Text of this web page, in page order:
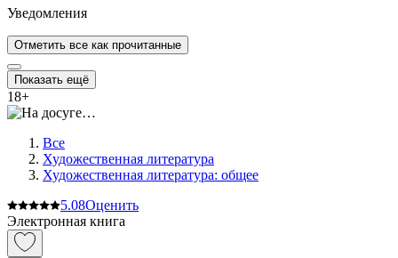
Уведомления
Отметить все как прочитанные
Показать ещё
18+
Все
Художественная литература
Художественная литература: общее
5.08Оценить
Электронная книга